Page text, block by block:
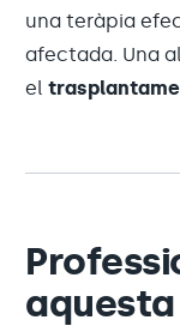
una teràpia
afectada. Una
el